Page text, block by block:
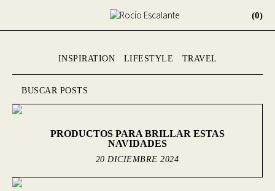
(0)
INSPIRATION LIFESTYLE TRAVEL
PRODUCTOS PARA BRILLAR ESTAS
NAVIDADES
20 DICIEMBRE 2024